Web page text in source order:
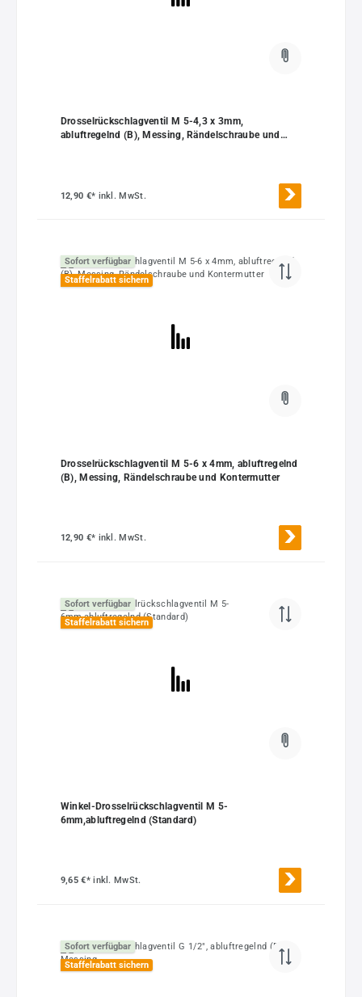
Drosselrückschlagventil M 5-4,3 x 3mm,
abluftregelnd (B), Messing, Rändelschraube und
12,90 €* inkl. MwSt.
Sofort verfügbar
Staffelrabatt sichern
Drosselrückschlagventil M 5-6 x 4mm, abluftregelnd
(B), Messing, Rändelschraube und Kontermutter
12,90 €* inkl. MwSt.
Sofort verfügbar
Staffelrabatt sichern
Winkel-Drosselrückschlagventil M 5-
6mm,abluftregelnd (Standard)
9,65 €*inkl. MwSt.
Sofort verfügbar
Staffelrabatt sichern